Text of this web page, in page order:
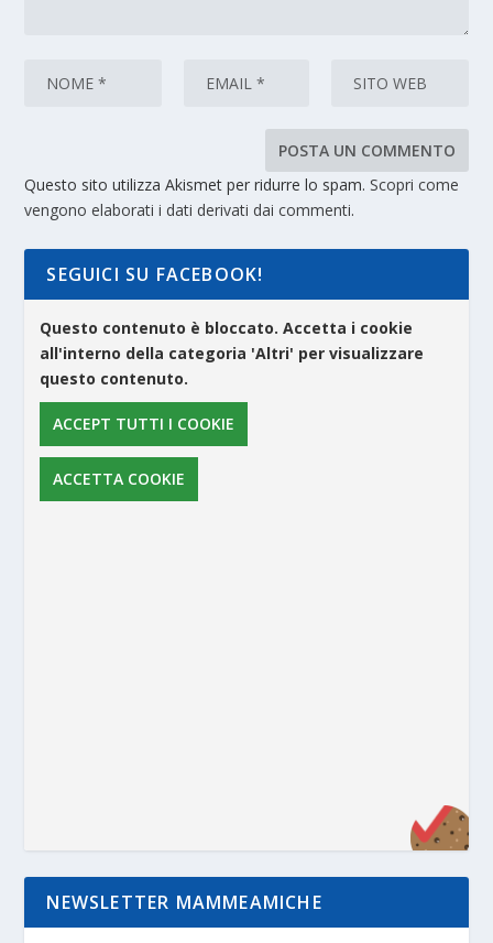
Questo sito utilizza Akismet per ridurre lo spam.Scopri come
vengono elaborati i dati derivati dai commenti.
SEGUICI SU FACEBOOK!
Questo contenuto è bloccato. Accetta i cookie
all'interno della categoria 'Altri' per visualizzare
questo contenuto.
ACCEPT TUTTI I COOKIE
ACCETTA COOKIE
NEWSLETTER MAMMEAMICHE